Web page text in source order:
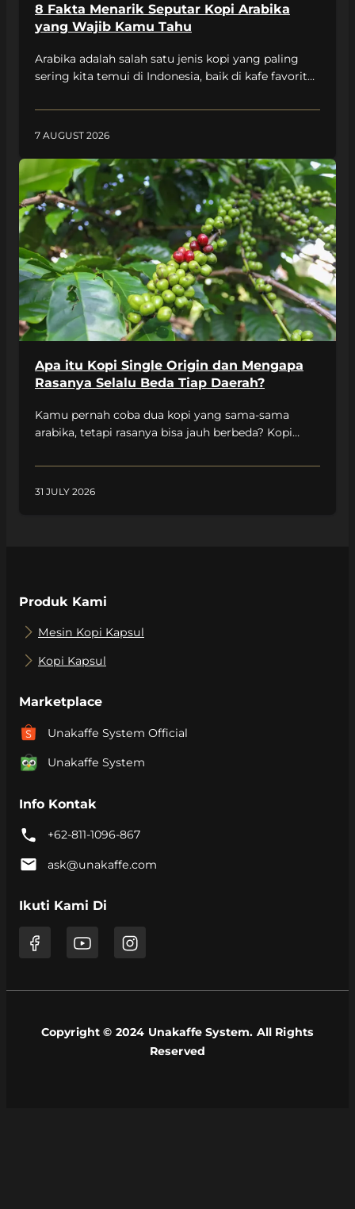
8 Fakta Menarik Seputar Kopi Arabika
yang Wajib Kamu Tahu
Arabika adalah salah satu jenis kopi yang paling
sering kita temui di Indonesia, baik di kafe favorit
rumah. Nah, di balik rasanya yang digemari banyak
pecinta kopi, ada beberapa fakta menarik yang
dengan kopi arabika lewat fakta-fakta seru berikut
ini! […]
7 AUGUST 2026
Apa itu Kopi Single Origin dan Mengapa
Rasanya Selalu Beda Tiap Daerah?
Kamu pernah coba dua kopi yang sama-sama
arabika, tetapi rasanya bisa jauh berbeda? Kopi
lainnya terasa lebih bold dengan sentuhan rempah.
Rahasianya ada pada satu istilah yang sering
31 JULY 2026
Produk Kami
Mesin Kopi Kapsul
Kopi Kapsul
Marketplace
Unakaffe System Official
Unakaffe System
Info Kontak
+62-811-1096-867
ask@unakaffe.com
Ikuti Kami Di
Copyright © 2024 Unakaffe System. All Rights
Reserved